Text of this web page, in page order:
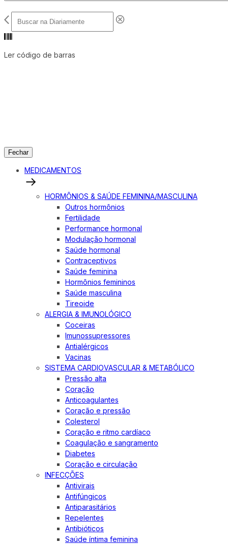
Ler código de barras
Fechar
MEDICAMENTOS
HORMÔNIOS & SAÚDE FEMININA/MASCULINA
Outros hormônios
Fertilidade
Performance hormonal
Modulação hormonal
Saúde hormonal
Contraceptivos
Saúde feminina
Hormônios femininos
Saúde masculina
Tireoide
ALERGIA & IMUNOLÓGICO
Coceiras
Imunossupressores
Antialérgicos
Vacinas
SISTEMA CARDIOVASCULAR & METABÓLICO
Pressão alta
Coração
Anticoagulantes
Coração e pressão
Colesterol
Coração e ritmo cardíaco
Coagulação e sangramento
Diabetes
Coração e circulação
INFECÇÕES
Antivirais
Antifúngicos
Antiparasitários
Repelentes
Antibióticos
Saúde íntima feminina